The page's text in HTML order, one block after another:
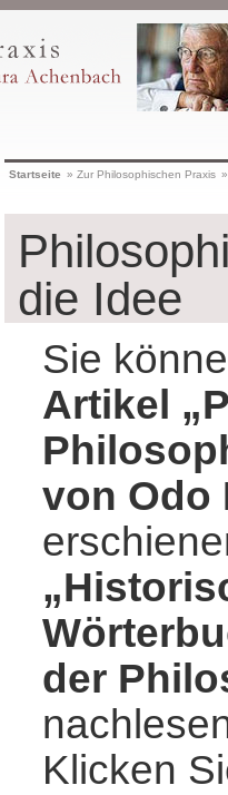
Startseite » Zur Philosophischen Praxis
die Idee
Sie
Artikel
von Odo
der
Klicken